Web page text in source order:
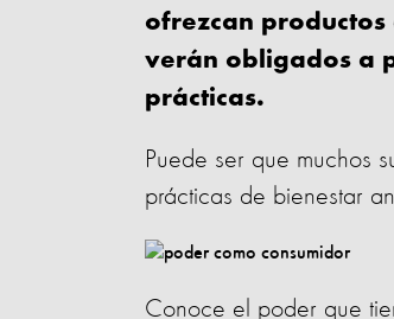
ofrezcan productos
verán obligados a
prácticas.
Puede ser que muchos
prácticas de bienestar
Conoce el poder que